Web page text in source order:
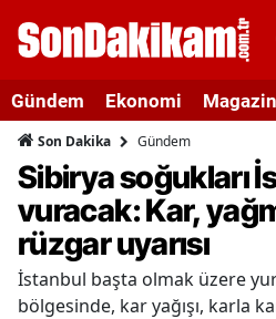
Gündem Ekonomi Magazin
Son Dakika Gündem
Sibirya soğukları
vuracak: Kar,
rüzgar uyarısı
İstanbul başta olmak üzere
bölgesinde, kar yağışı, karla